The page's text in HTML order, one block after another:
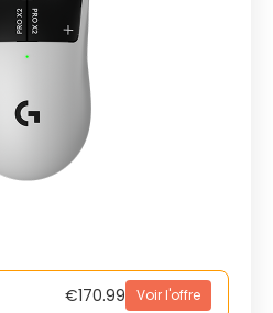
€170.99 Voir l'offre